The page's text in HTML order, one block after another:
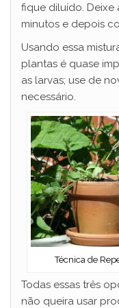
fique diluído. Deixe
minutos e depois
Usando essa
plantas é quase
as larvas; use de
necessário.
Técnica de
Todas essas três
não queira usar